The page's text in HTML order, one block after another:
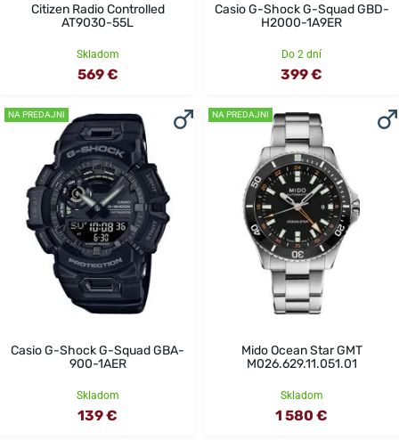
Citizen Radio Controlled
AT9030-55L
Skladom
569 €
Casio G-Shock G-Squad GBD-
H2000-1A9ER
Do 2 dní
399 €
NA PREDAJNI
Casio G-Shock G-Squad GBA-
900-1AER
Skladom
139 €
NA PREDAJNI
Mido Ocean Star GMT
M026.629.11.051.01
Skladom
1 580 €